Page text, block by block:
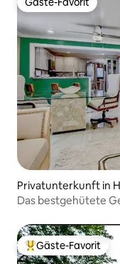
Gäste-Favorit
Privatunterkunft in
Das bestgehütete
Beliebter Gäste-
Gäste-Favorit